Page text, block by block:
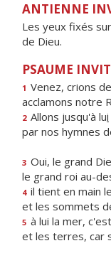
ANTIENNE
Les yeux fixés
de Dieu.
PSAUME
1 Venez, crions
acclamons notre
2 Allons jusqu'à lui
par nos hymnes
3 Oui, le grand Die
le grand roi au-
4 il tient en main
et les sommets
5 à lui la mer,
et les terres, car